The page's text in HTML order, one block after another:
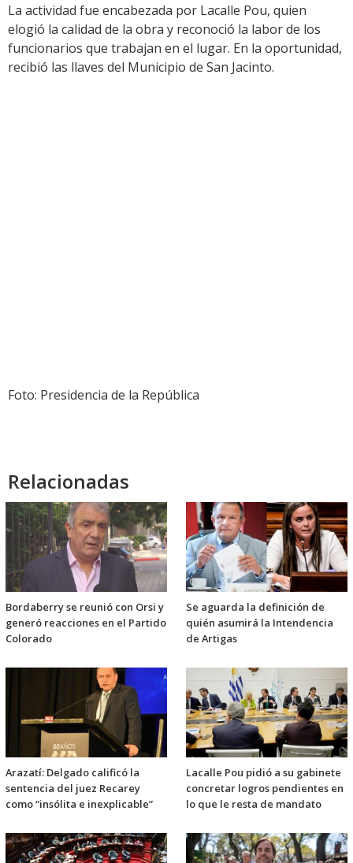
La actividad fue encabezada por Lacalle Pou, quien
elogió la calidad de la obra y reconoció la labor de los
funcionarios que trabajan en el lugar. En la oportunidad,
recibió las llaves del Municipio de San Jacinto.
Foto: Presidencia de la República
Relacionadas
Bordaberry se reunió con Orsi y
generó reacciones en el Partido
Colorado
Se aguarda la definición de
quién asumirá la Intendencia
de Artigas
Arazatí: Delgado calificó la
sentencia del juez Recarey
como “insólita e inexplicable”
Lacalle Pou pidió a su gabinete
concretar logros pendientes en
lo que le resta de mandato